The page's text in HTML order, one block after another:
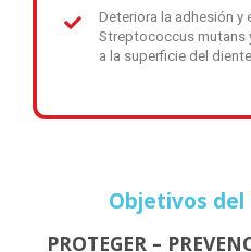
Deteriora la adhesión y
Streptococcus mutans
a la superficie del diente
Objetivos
PROTEGER –